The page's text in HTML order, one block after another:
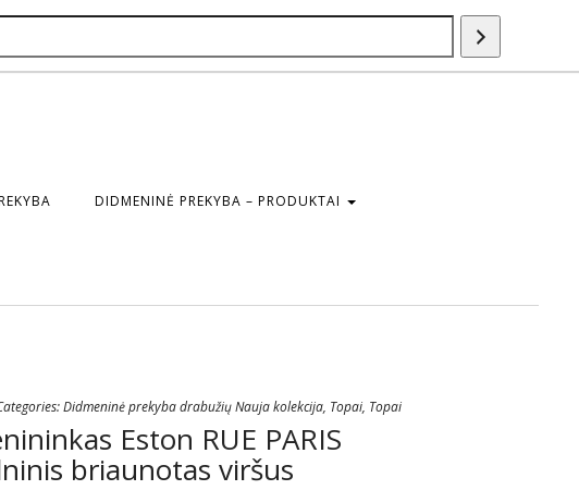
DIDMENINĖ PREKYBA – PRODUKTAI
Didmeninė prekyba drabužių Nauja kolekcija, Topai, Topai
Eston RUE PARIS
briaunotas viršus